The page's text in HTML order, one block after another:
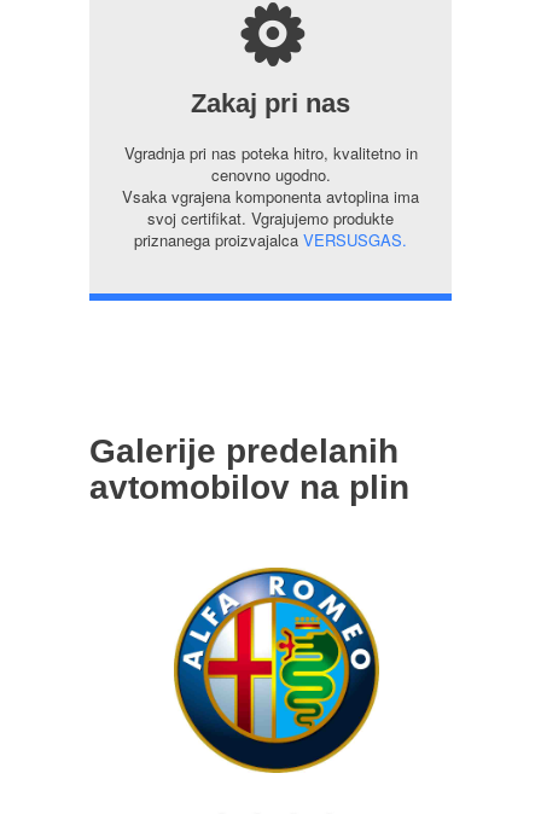
s
Zakaj pri nas
Vgradnja pri nas poteka hitro, kvalitetno in
cenovno ugodno.
Vsaka vgrajena komponenta avtoplina ima
svoj certifikat. Vgrajujemo produkte
priznanega proizvajalca VERSUSGAS.
Galerije predelanih
avtomobilov na plin